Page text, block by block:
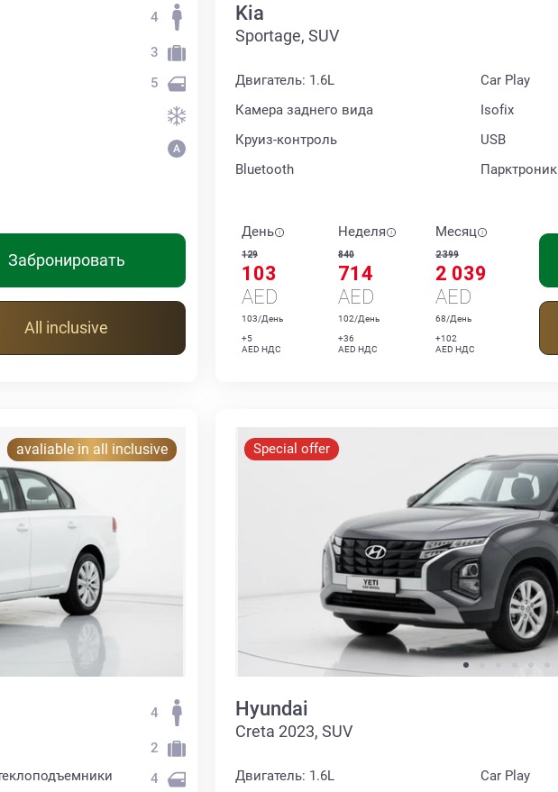
4
3
5
Забронировать
All inclusive
Kia
Sportage, SUV
Двигатель: 1.6L
Камера заднего вида
Круиз-контроль
Bluetooth
Car Play
Isofix
USB
Парктроник
День
129
103
AED
103/День
+5
AED НДС
Неделя
840
714
AED
102/День
+36
AED НДС
Месяц
2 399
2 039
AED
68/День
+102
AED НДС
avaliable in all inclusive
4
2
4
Special offer
Hyundai
Creta 2023, SUV
Двигатель: 1.6L
Car Play